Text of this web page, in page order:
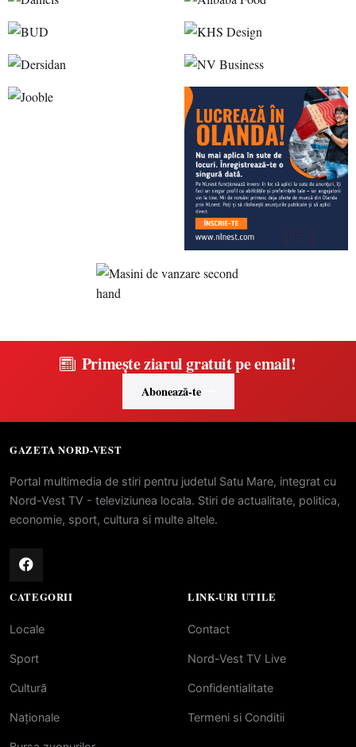
Primește ziarul gratuit pe email!
Abonează-te
GAZETA NORD-VEST
Portal multimedia de stiri pentru judetul Satu Mare, integrat cu
Nord-Vest TV - televiziunea locala. Stiri de actualitate, politica,
economie, sport, cultura si multe altele.
CATEGORII
Locale
Sport
Cultură
Naționale
LINK-URI UTILE
Contact
Nord-Vest TV Live
Confidentialitate
Termeni si Conditii